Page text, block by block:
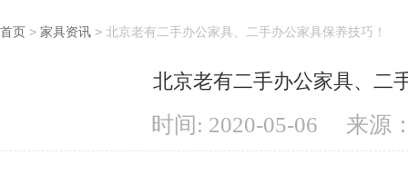
首页 > 家具资讯 > 北京老有二手办公家具、二手办公家具保养技巧！
北京老有二手办公家具、二
时间: 2020-05-06 来源